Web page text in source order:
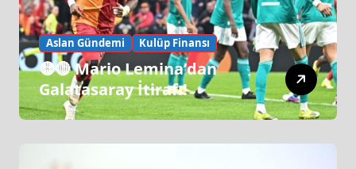
Aslan Gündemi Kulüp Finansı
🟡🔴 Mario Lemina’dan
Galatasaray İtirafı!